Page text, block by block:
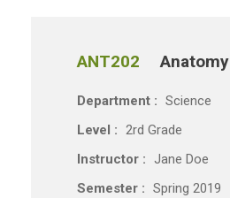
ANT202 Anatomy
Department : Science
Level : 2rd Grade
Instructor : Jane Doe
Semester : Spring 2019